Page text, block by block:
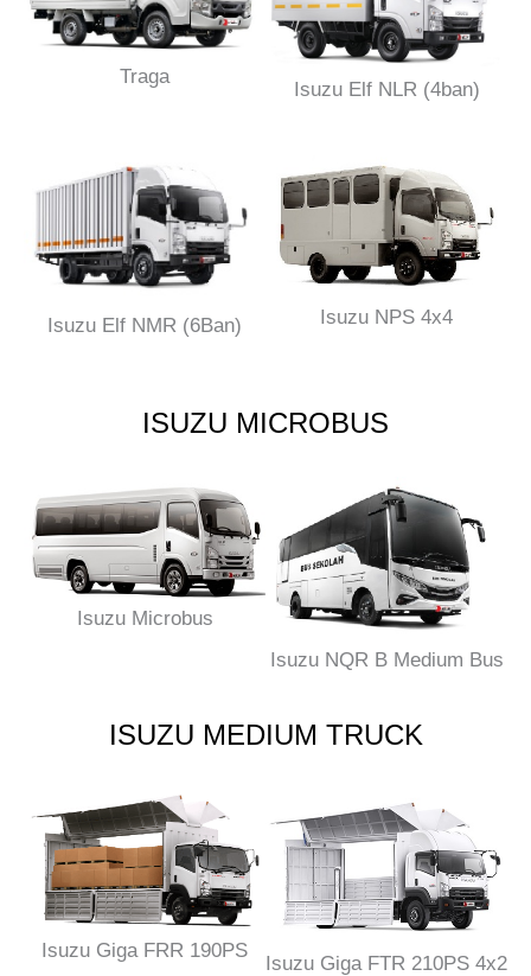
Traga
Isuzu Elf NLR (4ban)
Isuzu Elf NMR (6Ban) Isuzu NPS 4x4
ISUZU MICROBUS
Isuzu Microbus
Isuzu NQR B Medium Bus
ISUZU MEDIUM TRUCK
Isuzu Giga FRR 190PS
Isuzu Giga FTR 210PS 4x2